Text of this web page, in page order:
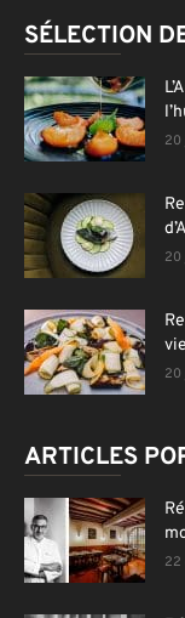
SÉLECTION
20
20
20
ARTICLES
22